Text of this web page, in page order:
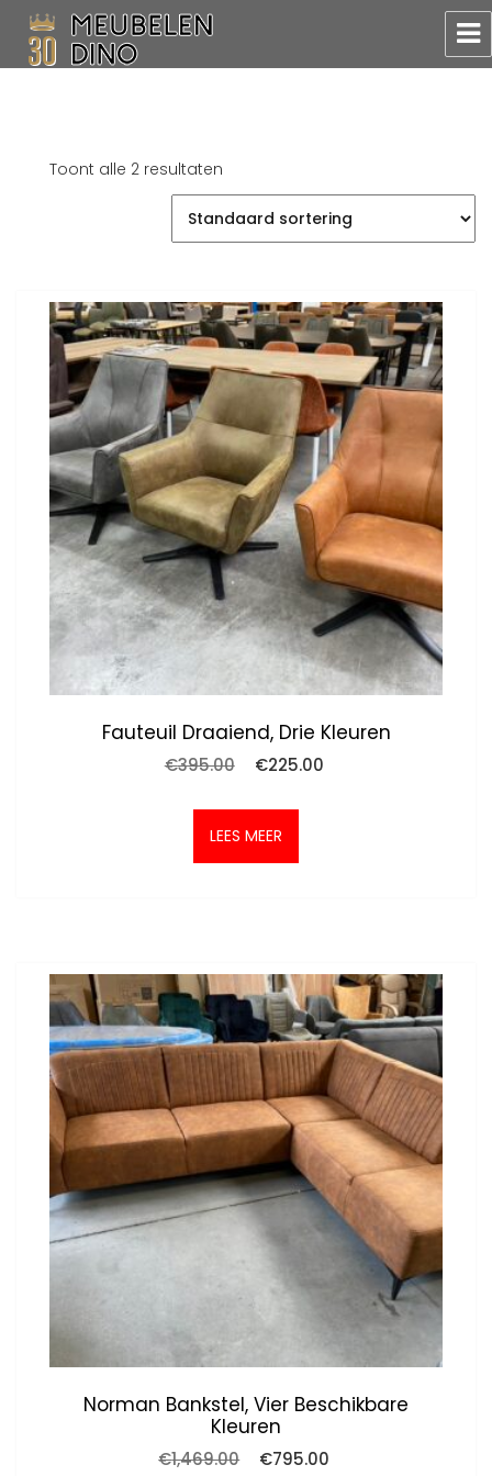
Toont alle 2 resultaten
Fauteuil Draaiend, Drie Kleuren
€395.00
Oorspronkelijke
was:
€395.00.
€225.00
LEES MEER
Norman Bankstel, Vier Beschikbare
Kleuren
€1,469.00
Oorspronkelijke
€795.00